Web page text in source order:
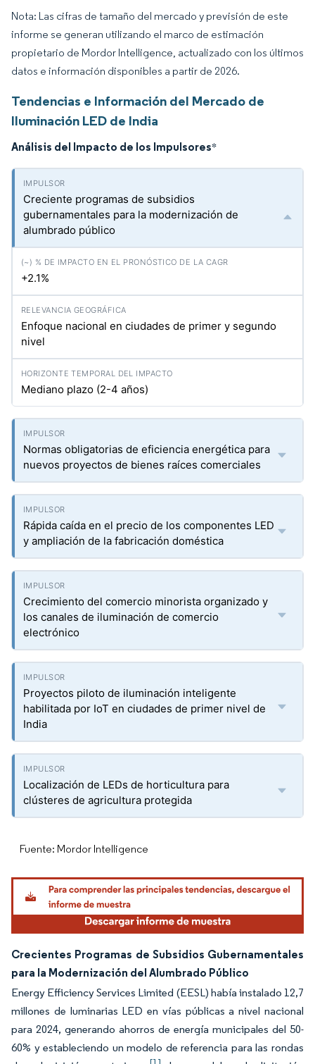
Nota: Las cifras de tamaño del mercado y previsión de este
informe se generan utilizando el marco de estimación
propietario de Mordor Intelligence, actualizado con los últimos
datos e información disponibles a partir de 2026.
Tendencias e Información del Mercado de
Iluminación LED de India
Análisis del Impacto de los Impulsores*
Creciente programas de subsidios
gubernamentales para la modernización de
alumbrado público
+2.1%
Enfoque nacional en ciudades de primer y segundo
nivel
Mediano plazo (2-4 años)
Normas obligatorias de eficiencia energética para
nuevos proyectos de bienes raíces comerciales
Rápida caída en el precio de los componentes LED
y ampliación de la fabricación doméstica
Crecimiento del comercio minorista organizado y
los canales de iluminación de comercio
electrónico
Proyectos piloto de iluminación inteligente
habilitada por IoT en ciudades de primer nivel de
India
Localización de LEDs de horticultura para
clústeres de agricultura protegida
Fuente: Mordor Intelligence
Crecientes Programas de Subsidios Gubernamentales
para la Modernización del Alumbrado Público
Energy Efficiency Services Limited (EESL) había instalado 12,7
millones de luminarias LED en vías públicas a nivel nacional
para 2024, generando ahorros de energía municipales del 50-
60% y estableciendo un modelo de referencia para las rondas